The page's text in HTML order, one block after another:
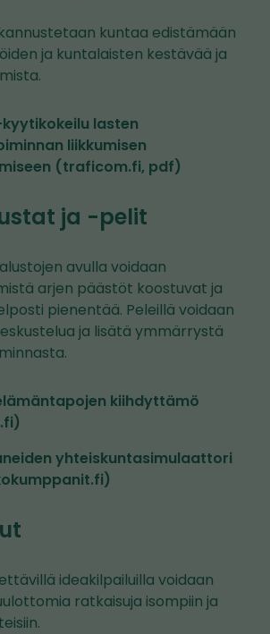
kuntaa edistämään
ja kuntalaisten kestävää ja
lasten
liikkumisen
(traficom.fi, pdf)
ja -pelit
avulla voidaan
arjen päästöt koostuvat ja
pienentää. Peleillä voidaan
ja lisätä ymmärrystä
kiihdyttämö
yhteiskuntasimulaattori
ideakilpailuilla voidaan
ratkaisuja isompiin ja